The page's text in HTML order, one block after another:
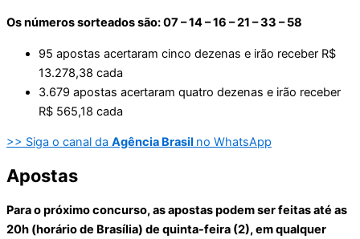
Os números sorteados são: 07 – 14 – 16 – 21 – 33 – 58
95 apostas acertaram cinco dezenas e irão receber R$
13.278,38 cada
3.679 apostas acertaram quatro dezenas e irão receber
R$ 565,18 cada
>> Siga o canal da Agência Brasil no WhatsApp
Apostas
Para o próximo concurso, as apostas podem ser feitas até as
20h (horário de Brasília) de quinta-feira (2), em qualquer